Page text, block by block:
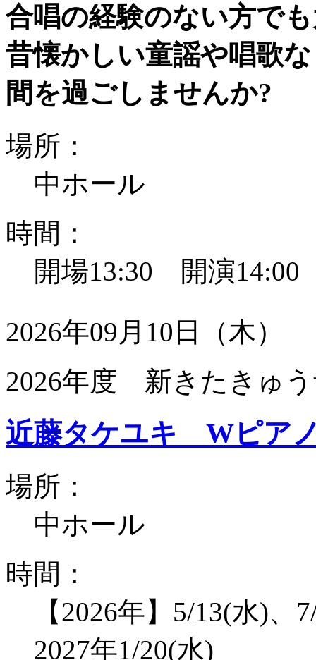
合唱の経験のない方で
昔懐かしい童謡や唱歌
間を過ごしませんか?
場所：
中ホール
時間：
開場13:30 開演14:00
2026年09月10日（木）
2026年度 新きたきゅ
近藤タケユキ Wピア
場所：
中ホール
時間：
【2026年】5/13(水)
2027年1/20(水)